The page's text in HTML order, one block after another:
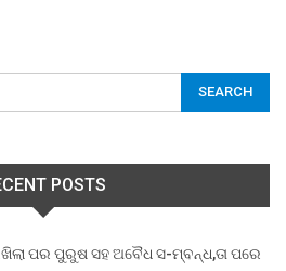
POSTS
ପର ପୁରୁଷ ସହ ଅବୈଧ ସ-ମ୍ବନ୍ଧ,ତା ପରେ